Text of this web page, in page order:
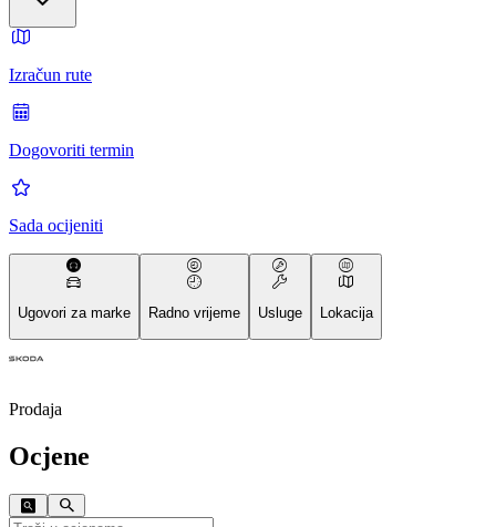
Izračun rute
Dogovoriti termin
Sada ocijeniti
Ugovori za marke Radno vrijeme Usluge Lokacija
Prodaja
Ocjene